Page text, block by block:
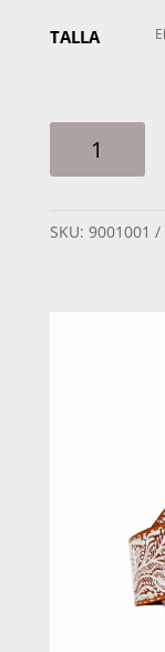
TALLA
HOMBRE
CILANTRO
SKU: 9001001